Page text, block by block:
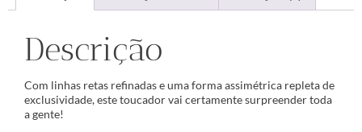
Descrição
Com linhas retas refinadas e uma forma assimétrica repleta de
exclusividade, este toucador vai certamente surpreender toda
a gente!